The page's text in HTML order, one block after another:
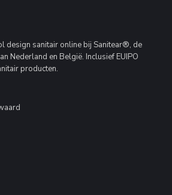
design sanitair online bij Sanitear®, de
Nederland en België. Inclusief EUIPO
producten.